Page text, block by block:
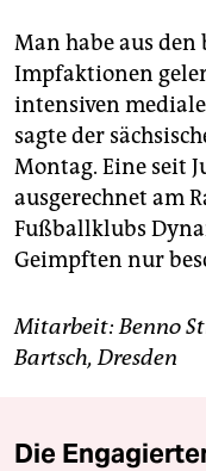
Man habe aus
Impfaktionen
intensiven
sagte der
Montag. Eine seit
ausgerechnet am
Fußballklubs
Geimpften nur
Mitarbeit: Benno
Bartsch, Dresden
Die